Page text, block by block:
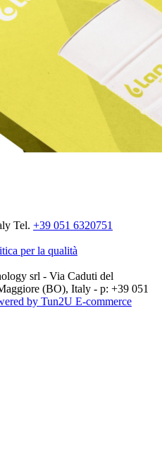
Tel. +39 051 6320751
per la qualità
srl - Via Caduti del
(BO), Italy - p: +39 051
by Tun2U E-commerce